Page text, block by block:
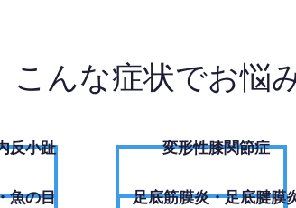
こんな症状でお悩
反小趾
魚の目
変形性膝関節症
足底筋膜炎・足底腱膜